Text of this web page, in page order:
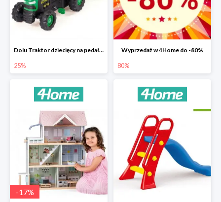
Dolu Traktor dziecięcy na pedały z przyczepką -25%
25%
Wyprzedaż w 4Home do -80%
80%
-17%